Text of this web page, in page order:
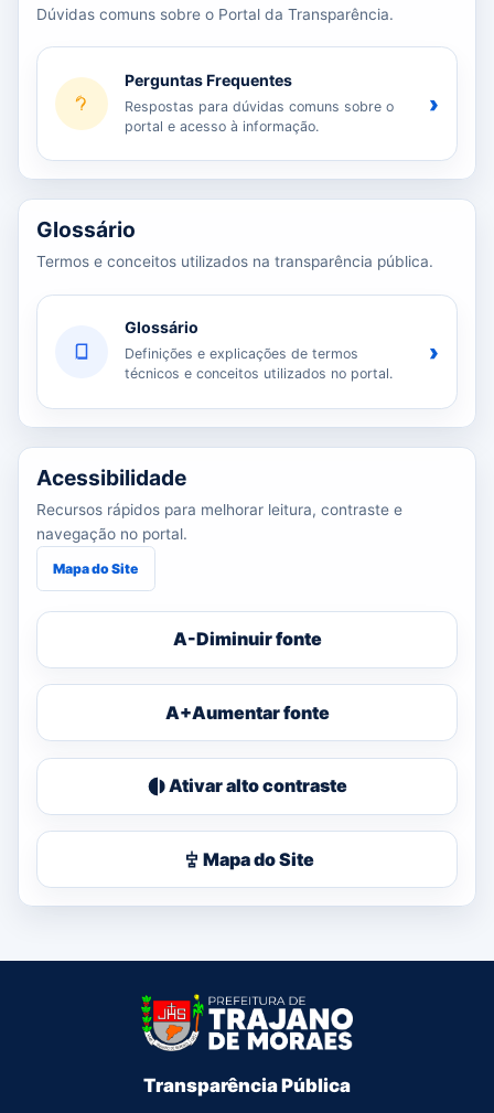
Dúvidas comuns sobre o Portal da Transparência.
Perguntas Frequentes
Respostas para dúvidas comuns sobre o
portal e acesso à informação.
›
Glossário
Termos e conceitos utilizados na transparência pública.
Glossário
Definições e explicações de termos
técnicos e conceitos utilizados no portal.
›
Acessibilidade
Recursos rápidos para melhorar leitura, contraste e
navegação no portal.
Mapa do Site
A-Diminuir fonte
A+Aumentar fonte
Ativar alto contraste
Mapa do Site
Transparência Pública